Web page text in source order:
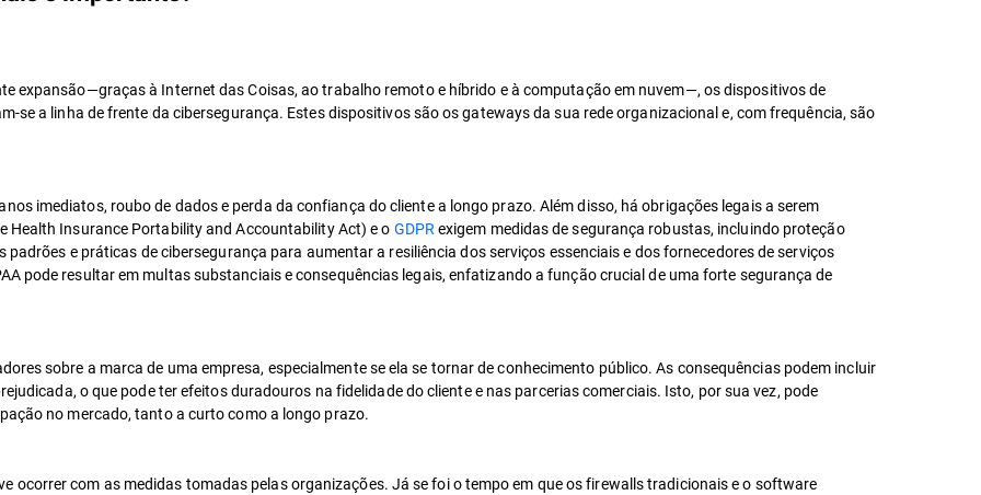
expansão—graças à Internet das Coisas, ao trabalho remoto e híbrido e à computação em nuvem—, os dispositivos de
se a linha de frente da cibersegurança. Estes dispositivos são os gateways da sua rede organizacional e, com frequência, são
imediatos, roubo de dados e perda da confiança do cliente a longo prazo. Além disso, há obrigações legais a serem
Health Insurance Portability and Accountability Act) e o GDPRexigem medidas de segurança robustas, incluindo proteção
padrões e práticas de cibersegurança para aumentar a resiliência dos serviços essenciais e dos fornecedores de serviços
pode resultar em multas substanciais e consequências legais, enfatizando a função crucial de uma forte segurança de
sobre a marca de uma empresa, especialmente se ela se tornar de conhecimento público. As consequências podem incluir
o que pode ter efeitos duradouros na fidelidade do cliente e nas parcerias comerciais. Isto, por sua vez, pode
no mercado, tanto a curto como a longo prazo.
ocorrer com as medidas tomadas pelas organizações. Já se foi o tempo em que os firewalls tradicionais e o software